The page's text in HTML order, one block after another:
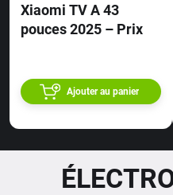
Xiaomi TV A 43
pouces 2025 – Prix
Ajouter au panier